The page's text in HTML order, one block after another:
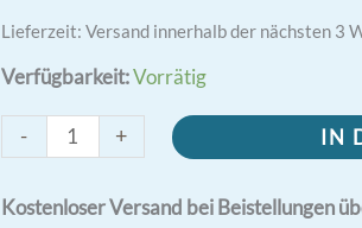
Lieferzeit: Versand innerhalb der nächsten 3
Verfügbarkeit:Vorrätig
-
Meine
|
+ IN
Kostenloser Versand bei Beistellungen